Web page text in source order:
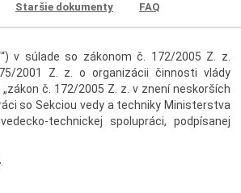
Staršie dokumenty FAQ
v súlade so zákonom č. 172/2005 Z. z.
2001 Z. z. o organizácii činnosti vlády
č. 172/2005 Z. z. v znení neskorších
so Sekciou vedy a techniky Ministerstva
technickej spolupráci, podpísanej